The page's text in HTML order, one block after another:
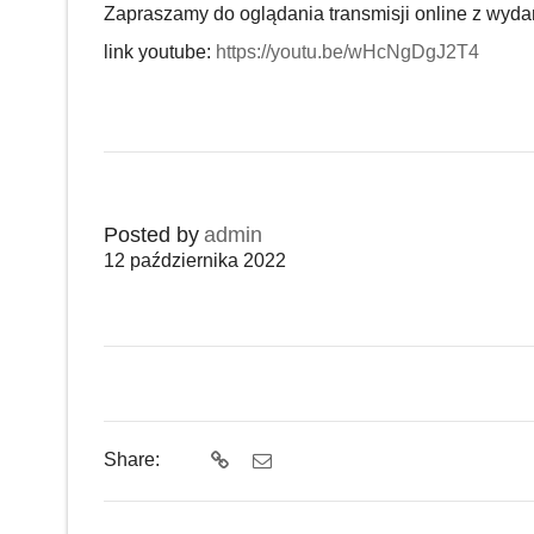
Zapraszamy do oglądania transmisji online z
link youtube: https://youtu.be/wHcNgDgJ2T4
Posted by admin
12 października 2022
Share: